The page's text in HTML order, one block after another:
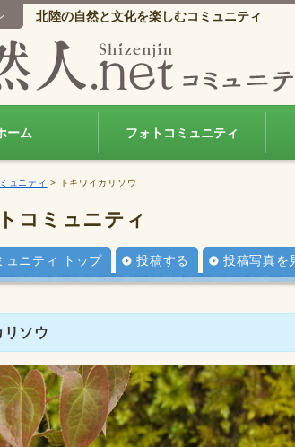
北陸の自然と文化を楽しむコミュニティ
ーム フォトコミュニティ
ュニティ > トキワイカリソウ
コミュニティ
ュニティ トップ 投稿する 投稿写真を
リソウ